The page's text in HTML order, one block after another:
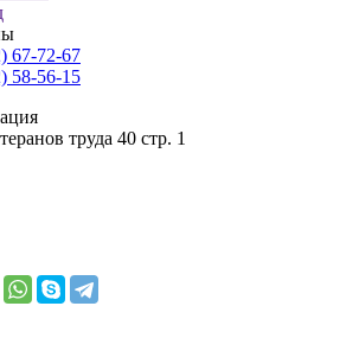
67-72-67
58-56-15
труда 40 стр. 1